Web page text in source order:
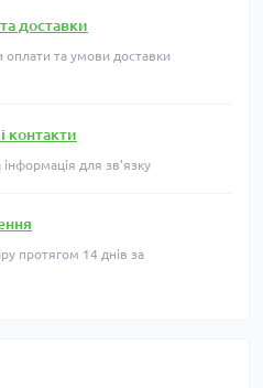
доставки
оплати та умови доставки
контакти
інформація для зв'язку
протягом 14 днів за